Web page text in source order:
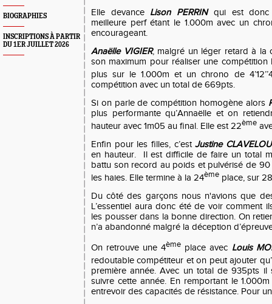
BIOGRAPHIES
INSCRIPTIONS À PARTIR
DU 1ER JUILLET 2026
Elle devance Lison PERRINqui est donc
meilleure perf étant le 1.000m avec un
encourageant.
Anaëlle VIGIER, malgré un léger retard à la
son maximum pour réaliser une
plus sur le 1.000m et un chrono de
compétition avec un total de 669pts.
Si on parle de compétition homogène alors
plus performante qu’Annaëlle et on
hauteur avec 1m05 au final. Elle est 22ème
Enfin pour les filles, c’estJustine CLAVELOU
en hauteur. Il est difficile de faire un total
battu son record au poids et pulvérisé de
les haies. Elle termine à la 24ème place, sur
Du côté des garçons nous n'avions que
L’essentiel aura donc été de voir comment
les pousser dans la bonne direction. On
n’a abandonné malgré la déception
On retrouve une 4ème place avec Louis
redoutable compétiteur et on peut ajouter
première année. Avec un total de 935pts il
suivre cette année. En remportant le 1.000m
entrevoir des capacités de résistance. Pour